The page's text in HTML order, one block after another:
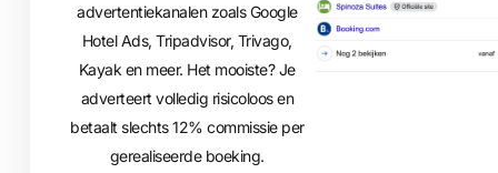
advertentiekanalen zoals Google
Hotel Ads, Tripadvisor, Trivago,
Kayak en meer. Het mooiste? Je
adverteert volledig risicoloos en
betaalt slechts 12% commissie per
gerealiseerde boeking.